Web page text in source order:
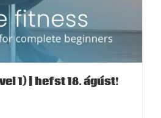
1) | hefst 18. ágúst!